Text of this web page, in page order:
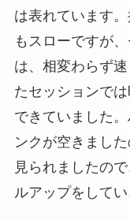
は表れています
もスローですが
は、相変わらず
たセッションで
できていました
ンクが空きまし
見られましたの
ルアップをしてい